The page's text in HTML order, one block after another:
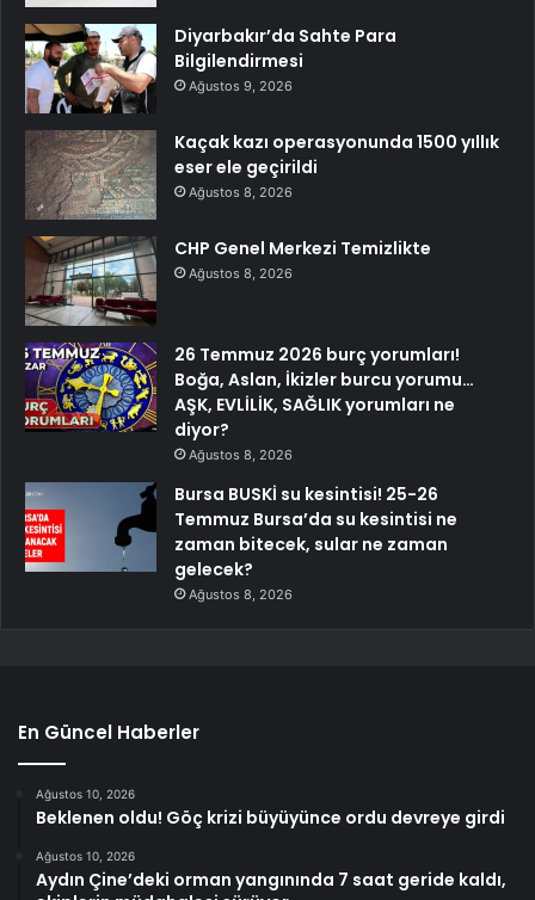
Diyarbakır’da Sahte Para
Bilgilendirmesi
Ağustos 9, 2026
Kaçak kazı operasyonunda 1500 yıllık
eser ele geçirildi
Ağustos 8, 2026
CHP Genel Merkezi Temizlikte
Ağustos 8, 2026
26 Temmuz 2026 burç yorumları!
Boğa, Aslan, İkizler burcu yorumu…
AŞK, EVLİLİK, SAĞLIK yorumları ne
diyor?
Ağustos 8, 2026
Bursa BUSKİ su kesintisi! 25-26
Temmuz Bursa’da su kesintisi ne
zaman bitecek, sular ne zaman
gelecek?
Ağustos 8, 2026
En Güncel Haberler
Ağustos 10, 2026
Beklenen oldu! Göç krizi büyüyünce ordu devreye girdi
Ağustos 10, 2026
Aydın Çine’deki orman yangınında 7 saat geride kaldı,